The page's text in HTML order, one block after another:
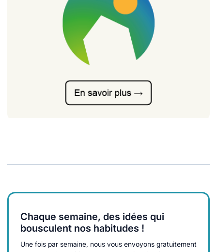
Chaque semaine, des idées qui
bousculent nos habitudes !
Une fois par semaine, nous vous envoyons gratuitement